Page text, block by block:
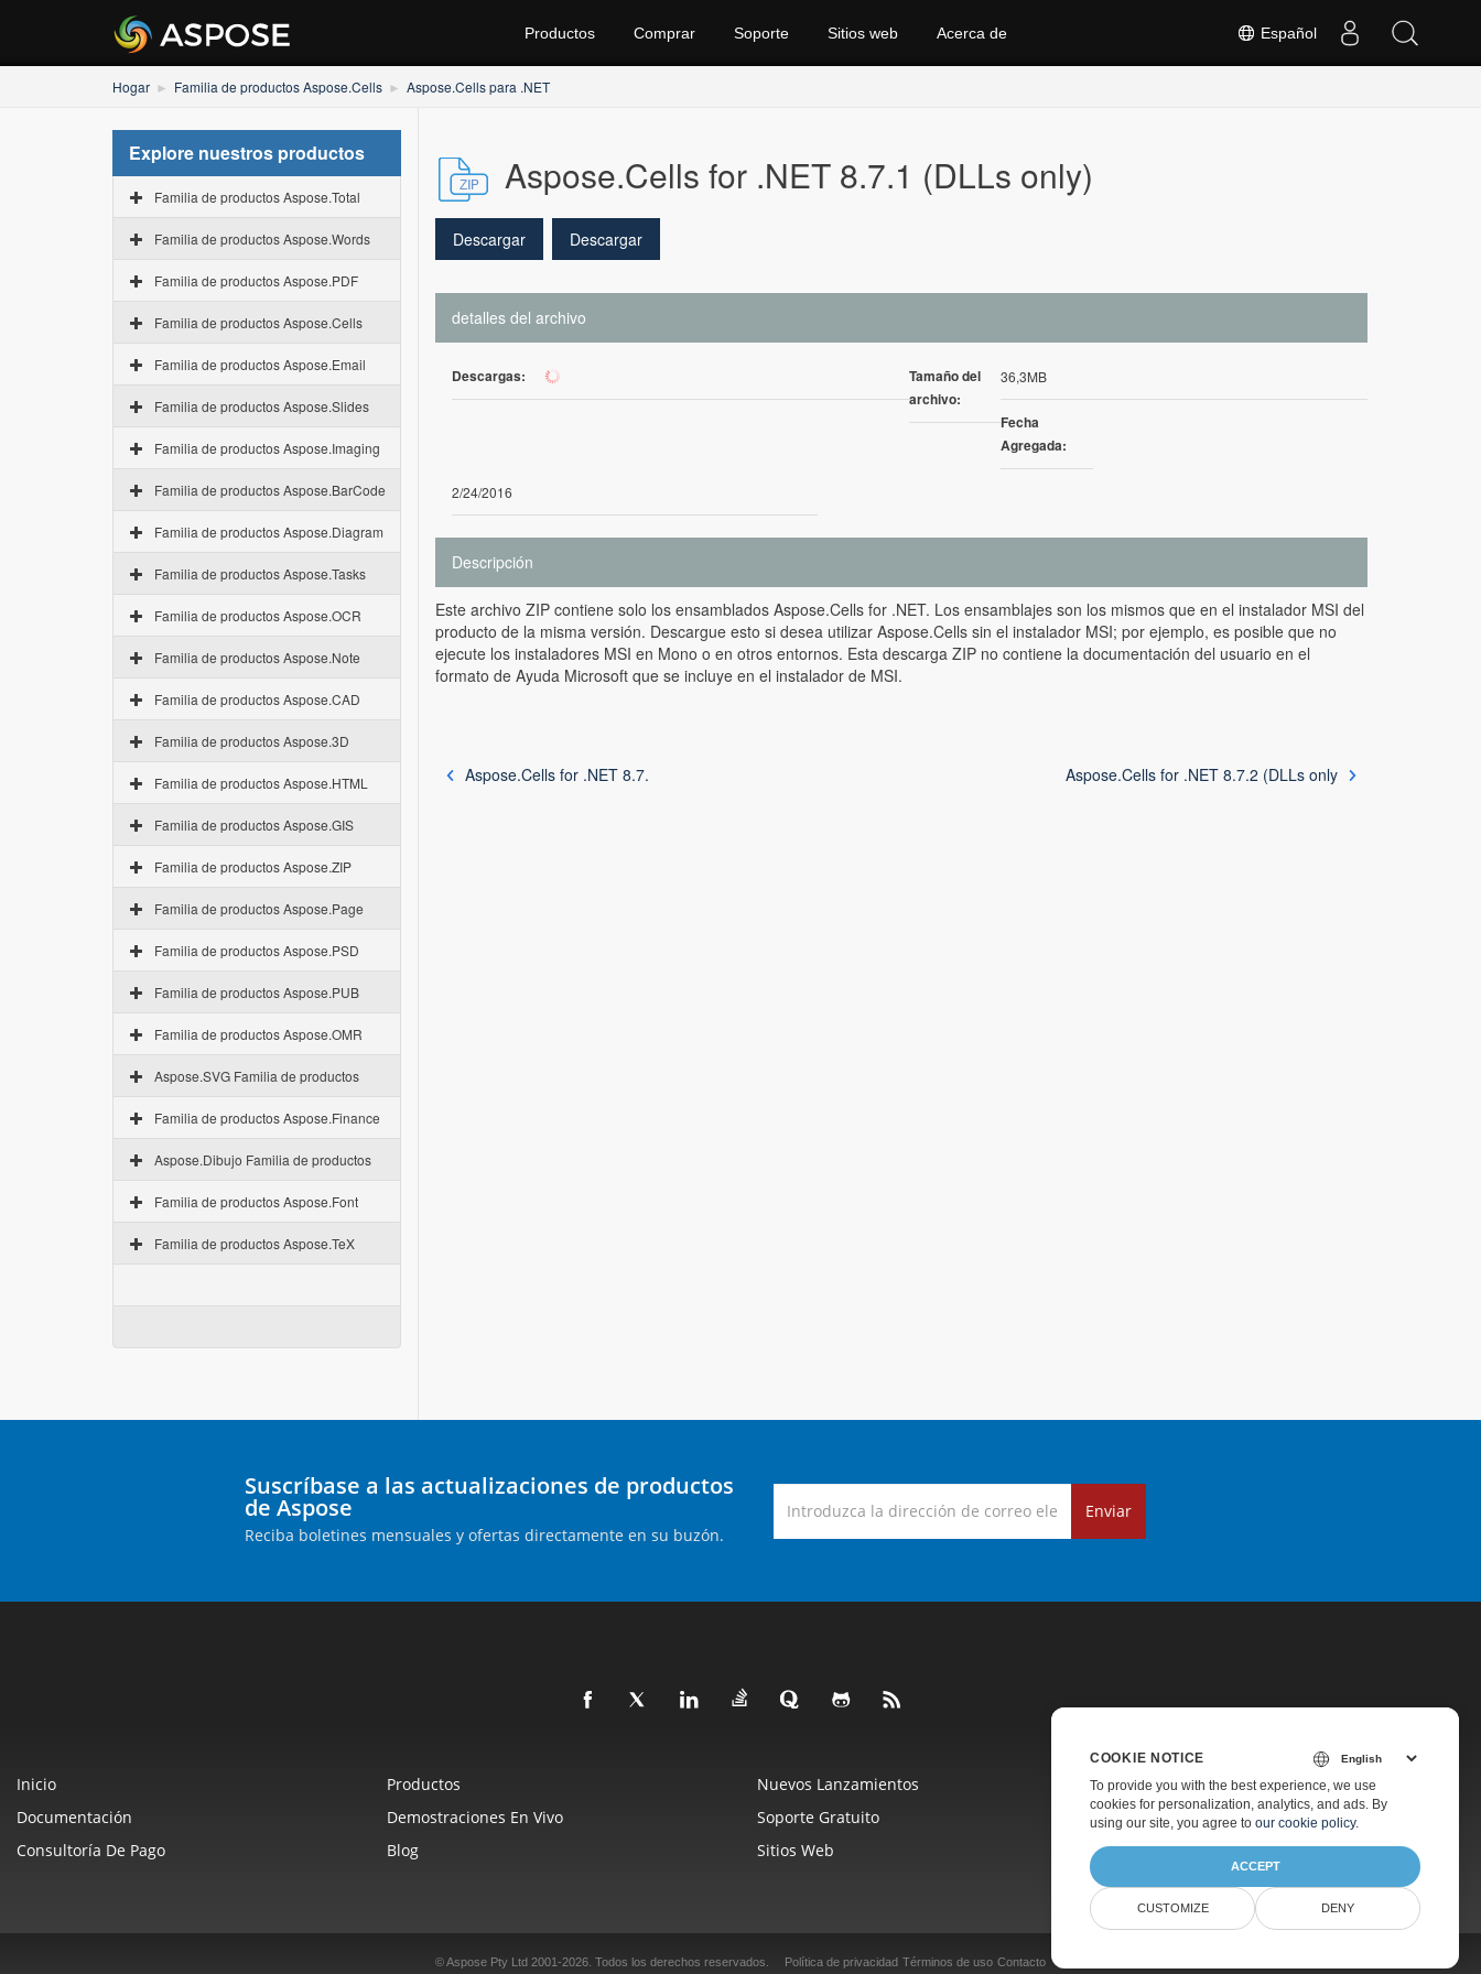
Español
Productos Comprar Soporte Sitios web Acerca de
Hogar Familia de productos Aspose.Cells Aspose.Cells para .NET
Explore nuestros productos
Familia de productos Aspose.Total
Familia de productos Aspose.Words
Familia de productos Aspose.PDF
Familia de productos Aspose.Cells
Familia de productos Aspose.Email
Familia de productos Aspose.Slides
Familia de productos Aspose.Imaging
Familia de productos Aspose.BarCode
Familia de productos Aspose.Diagram
Familia de productos Aspose.Tasks
Familia de productos Aspose.OCR
Familia de productos Aspose.Note
Familia de productos Aspose.CAD
Familia de productos Aspose.3D
Familia de productos Aspose.HTML
Familia de productos Aspose.GIS
Familia de productos Aspose.ZIP
Familia de productos Aspose.Page
Familia de productos Aspose.PSD
Familia de productos Aspose.PUB
Familia de productos Aspose.OMR
Aspose.SVG Familia de productos
Familia de productos Aspose.Finance
Aspose.Dibujo Familia de productos
Familia de productos Aspose.Font
Familia de productos Aspose.TeX
Aspose.Cells for .NET 8.7.1 (DLLs only)
Descargar Descargar
detalles del archivo
Descargas: 280
Tamaño del
archivo:
36,3MB
Fecha
Agregada:
2/24/2016
Descripción
Este archivo ZIP contiene solo los ensamblados Aspose.Cells for .NET. Los ensamblajes son los mismos que en el instalador MSI del
producto de la misma versión. Descargue esto si desea utilizar Aspose.Cells sin el instalador MSI; por ejemplo, es posible que no
ejecute los instaladores MSI en Mono o en otros entornos. Esta descarga ZIP no contiene la documentación del usuario en el
formato de Ayuda Microsoft que se incluye en el instalador de MSI.
Aspose.Cells for .NET 8.7. Aspose.Cells for .NET 8.7.2 (DLLs only
Suscríbase a las actualizaciones de productos
de Aspose
Reciba boletines mensuales y ofertas directamente en su buzón.
Enviar
Inicio Productos Nuevos Lanzamientos
Precios
Documentación
Demostraciones En Vivo Soporte Gratuito
Soporte De Pago
Consultoría De Pago
Blog Sitios Web Acerca De
© Aspose Pty Ltd 2001-2026. Todos los derechos reservados. Política de privacidad Términos de uso Contacto
COOKIE NOTICE
To provide you with the best experience, we use
cookies for personalization, analytics, and ads. By
using our site, you agree to our cookie policy.
ACCEPT
CUSTOMIZE DENY